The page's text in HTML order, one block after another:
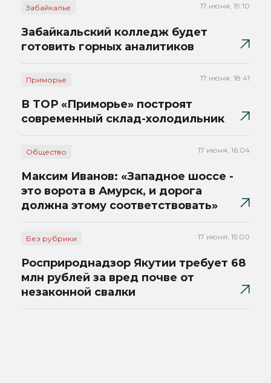
Забайкалье 17 июня, 19:10
Забайкальский колледж будет
готовить горных аналитиков
Приморье 17 июня, 18:41
В ТОР «Приморье» построят
современный склад-холодильник
Общество 17 июня, 16:04
Максим Иванов: «Западное шоссе -
это ворота в Амурск, и дорога
должна этому соответствовать»
Без рубрики 17 июня, 15:00
Росприроднадзор Якутии требует 68
млн рублей за вред почве от
незаконной свалки